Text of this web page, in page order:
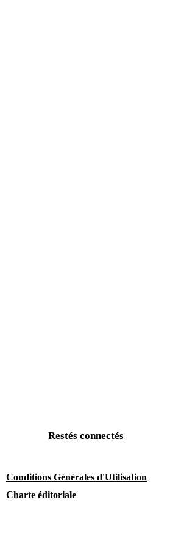
Restés connectés
Conditions Générales d'Utilisation
Charte éditoriale